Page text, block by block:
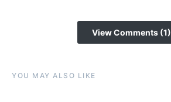
View Comments (1)
YOU MAY ALSO LIKE